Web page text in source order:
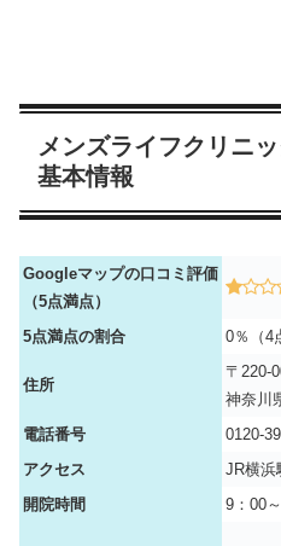
メンズライフクリニ
基本情報
Googleマップの口コミ評価
（5点満点）
5点満点の割合 0％（4
住所
〒220-
神奈川
電話番号
0120-
アクセス
JR横浜
開院時間
9：00